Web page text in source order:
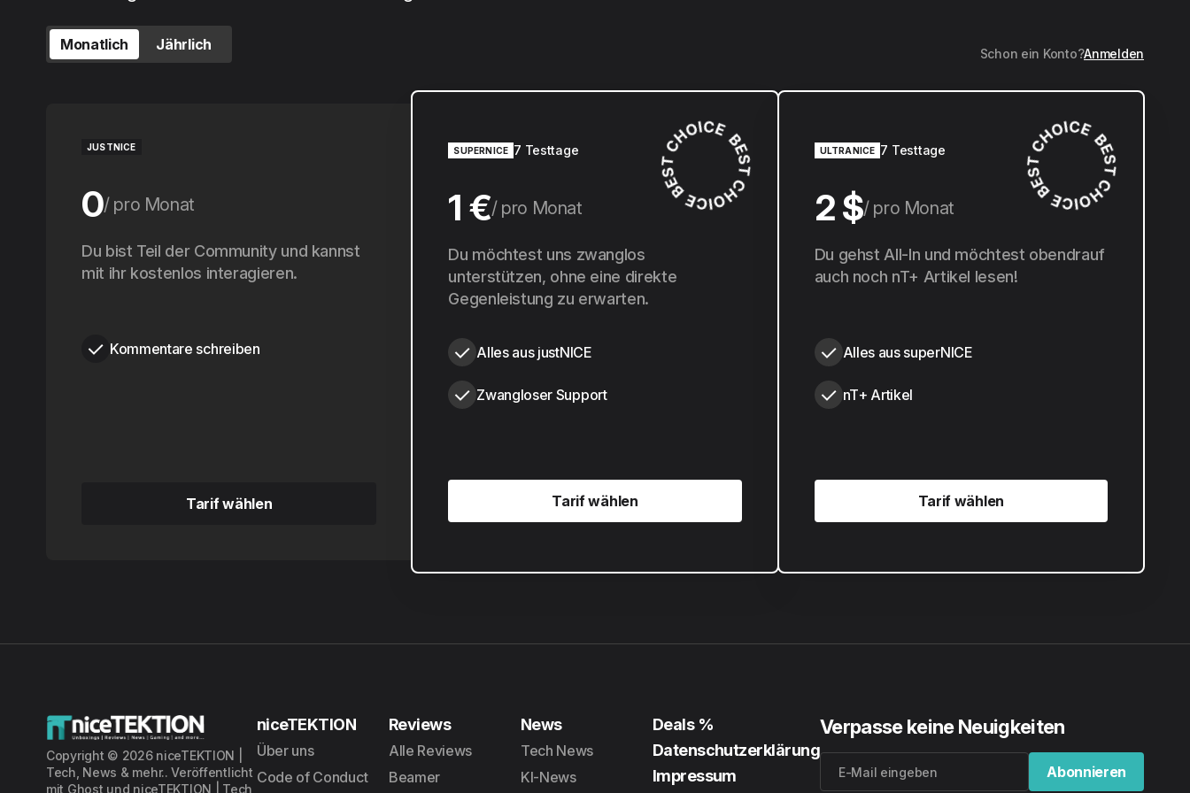
Monatlich Jährlich
Schon ein Konto?Anmelden
JUSTNICE
0 pro Monat
0 pro Jahr
Du bist Teil der Community und kannst
mit ihr kostenlos interagieren.
Kommentare schreiben
Tarif wählen
SUPERNICE 7 Testtage
1 € pro Monat
10 € pro Jahr
Du möchtest uns zwanglos
unterstützen, ohne eine direkte
Gegenleistung zu erwarten.
Alles aus justNICE
Zwangloser Support
Tarif wählen
Tarif wählen
ULTRANICE 7 Testtage
2 $ pro Monat
20 $ pro Jahr
Du gehst All-In und möchtest obendrauf
auch noch nT+ Artikel lesen!
Alles aus superNICE
nT+ Artikel
Tarif wählen
Tarif wählen
Copyright © 2026 niceTEKTION |
Tech, News & mehr.. Veröffentlicht
mit Ghost und niceTEKTION | Tech,
niceTEKTION
Über uns
Code of Conduct
Reviews
Alle Reviews
Beamer
News
Tech News
KI-News
Deals %
Datenschutzerklärung
Impressum
Verpasse keine Neuigkeiten
Abonnieren